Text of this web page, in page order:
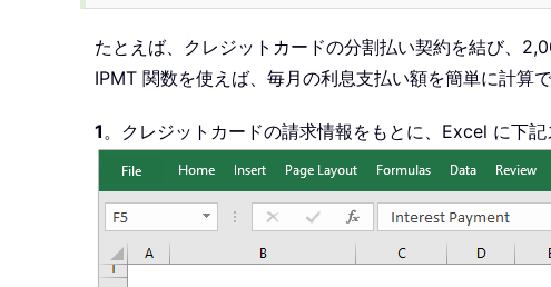
たとえば、クレジットカードの分割払い契約を結び、
IPMT 関数を使えば、毎月の利息支払い額を簡単に計算で
1。クレジットカードの請求情報をもとに、Excel に下